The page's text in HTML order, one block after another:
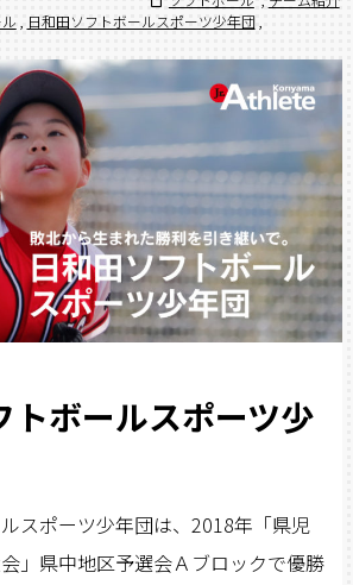
日和田ソフトボールスポーツ少年団
トボールスポーツ少
スポーツ少年団は、2018年「県児
」県中地区予選会Ａブロックで優勝